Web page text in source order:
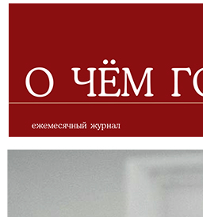
ИНФОРМАЦИОННО-